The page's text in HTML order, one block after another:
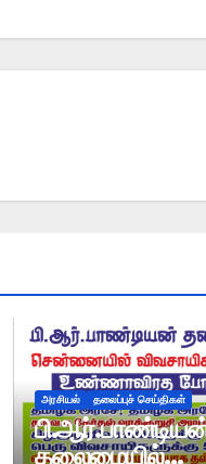
அரசியல் தலைப்புச் செய்திகள்
தலைமையில்